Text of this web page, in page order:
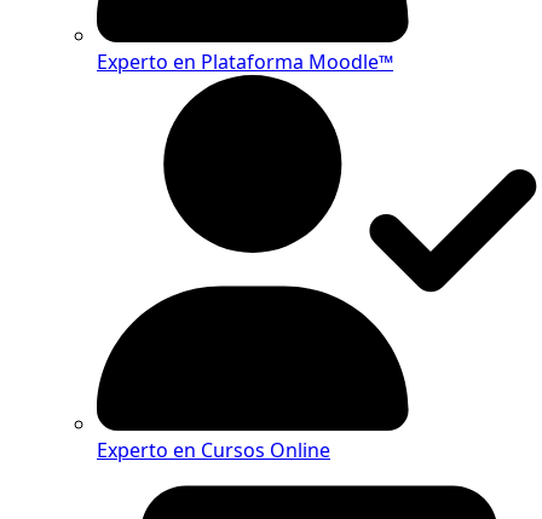
Experto en Plataforma Moodle™
Experto en Cursos Online